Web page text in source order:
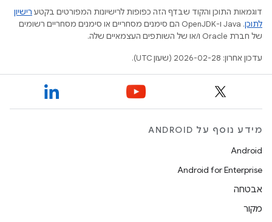
דוגמאות התוכן והקוד שבדף הזה כפופות לרישיונות המפורטים בקטע רישיון
לתוכן
.‏ Java ו-OpenJDK הם סימנים מסחריים או סימנים מסחריים רשומים
של חברת Oracle ו/או של השותפים העצמאיים שלה.
עדכון אחרון: 2026-02-28 (שעון UTC).
מידע נוסף על ANDROID
Android
Android for Enterprise
אבטחה
מקור